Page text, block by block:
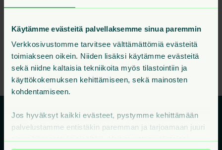
Käytämme evästeitä palvellaksemme sinua paremmin
Verkkosivustomme tarvitsee välttämättömiä evästeitä
toimiakseen oikein. Niiden lisäksi käytämme evästeitä
sekä niidne kaltaisia tekniikoita myös tilastointiin ja
käyttökokemuksen kehittämiseen, sekä mainosten
kohdentamiseen.
Jos hyväksyt kaikki evästeet, pystymme kehittämään
palvelustamme entistäkin paremman ja tarjoamaan juuri
Kaikki talon vapaat asunnot
Vuokra-asunnot